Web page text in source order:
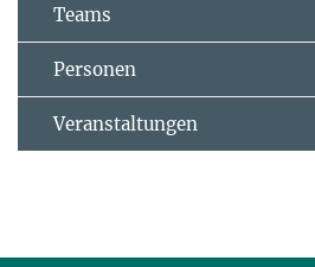
Teams
Personen
Veranstaltungen